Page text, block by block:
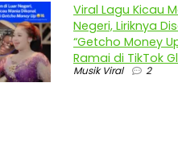
Viral Lagu Kicau
Negeri, Liriknya
“Getcho Money
Ramai di TikTok
Musik Viral 2